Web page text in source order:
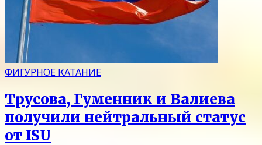
ФИГУРНОЕ КАТАНИЕ
Трусова, Гуменник и Валиева
получили нейтральный статус
от ISU